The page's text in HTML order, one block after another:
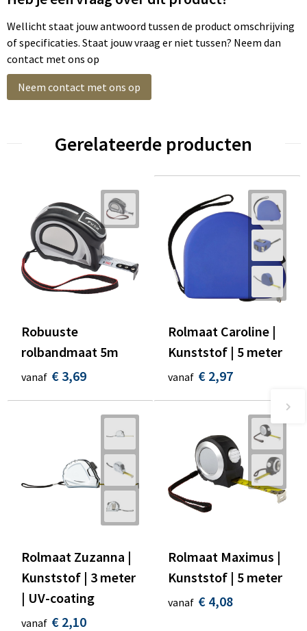
Wellicht staat jouw antwoord tussen de product omschrijving
of specificaties. Staat jouw vraag er niet tussen? Neem dan
contact met ons op
Neem contact met ons op
Gerelateerde producten
Robuuste
rolbandmaat 5m
vanaf € 3,69
Rolmaat Caroline |
Kunststof | 5 meter
vanaf € 2,97
Rolmaat Zuzanna |
Kunststof | 3 meter
| UV-coating
vanaf € 2,10
Rolmaat Maximus |
Kunststof | 5 meter
vanaf € 4,08